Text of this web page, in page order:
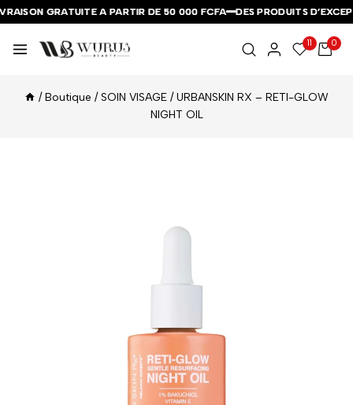
GRATUITE A PARTIR DE 50 000 FCFA DES PRODUITS
GRATUITE A PARTIR DE 50 000 FCFA DES PRODUITS
GRATUITE A PARTIR DE 50 000 FCFA DES PRODUITS
11 0
/ Boutique / SOIN VISAGE / URBANSKIN RX – RETI-GLOW
NIGHT OIL